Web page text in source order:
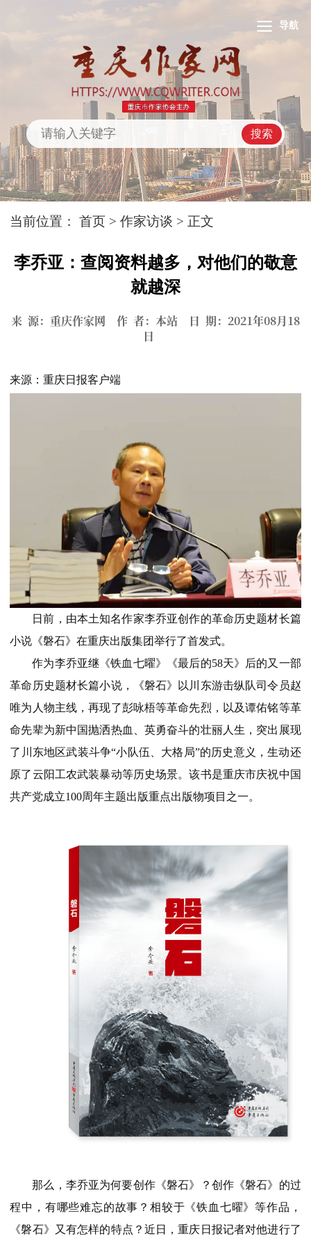
导航
搜索
当前位置：首页 >作家访谈 > 正文
李乔亚：查阅资料越多，对他们的敬意
就越深
来 源：重庆作家网 作 者：本站 日 期：2021年08月18
日
来源：重庆日报客户端
日前，由本土知名作家李乔亚创作的革命历史题材长篇
小说《磐石》在重庆出版集团举行了首发式。
作为李乔亚继《铁血七曜》《最后的58天》后的又一部
革命历史题材长篇小说，《磐石》以川东游击纵队司令员赵
唯为人物主线，再现了彭咏梧等革命先烈，以及谭佑铭等革
命先辈为新中国抛洒热血、英勇奋斗的壮丽人生，突出展现
了川东地区武装斗争“小队伍、大格局”的历史意义，生动还
原了云阳工农武装暴动等历史场景。该书是重庆市庆祝中国
共产党成立100周年主题出版重点出版物项目之一。
那么，李乔亚为何要创作《磐石》？创作《磐石》的过
程中，有哪些难忘的故事？相较于《铁血七曜》等作品，
《磐石》又有怎样的特点？近日，重庆日报记者对他进行了